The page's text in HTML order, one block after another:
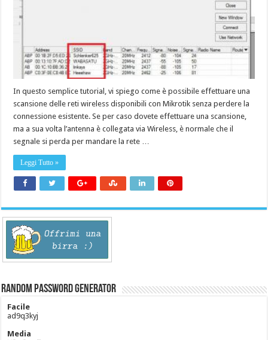
In questo semplice tutorial, vi spiego come è possibile effettuare una
scansione delle reti wireless disponibili con Mikrotik senza perdere la
connessione esistente. Se per caso dovete effettuare una scansione,
ma a sua volta l’antenna è collegata via Wireless, è normale che il
segnale si perda per mandare la rete …
Leggi Tutto »
Random Password Generator
Facile
ad9q3kyj
Media